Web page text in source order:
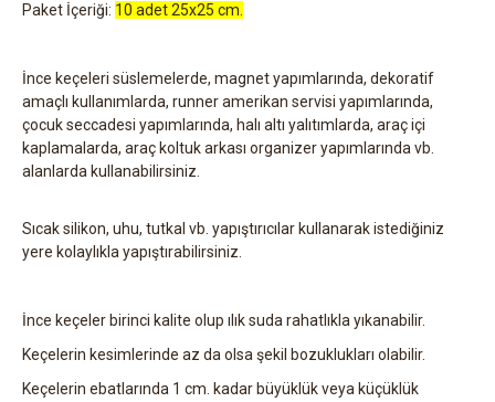
Paket İçeriği: 10 adet 25x25 cm.
İnce keçeleri süslemelerde, magnet yapımlarında, dekoratif
amaçlı kullanımlarda, runner amerikan servisi yapımlarında,
çocuk seccadesi yapımlarında, halı altı yalıtımlarda, araç içi
kaplamalarda, araç koltuk arkası organizer yapımlarında vb.
alanlarda kullanabilirsiniz.
Sıcak silikon, uhu, tutkal vb. yapıştırıcılar kullanarak istediğiniz
yere kolaylıkla yapıştırabilirsiniz.
İnce keçeler birinci kalite olup ılık suda rahatlıkla yıkanabilir.
Keçelerin kesimlerinde az da olsa şekil bozuklukları olabilir.
Keçelerin ebatlarında 1 cm. kadar büyüklük veya küçüklük